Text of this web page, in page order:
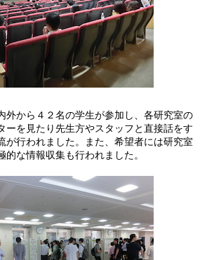
外から４２名の学生が参加し、各研究室の
ーを見たり先生方やスタッフと直接話をす
が行われました。また、希望者には研究室
的な情報収集も行われました。